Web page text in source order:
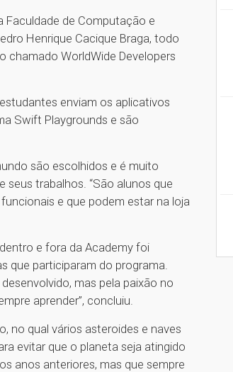
Faculdade de Computação e
Henrique Cacique Braga, todo
chamado WorldWide Developers
enviam os aplicativos
Swift Playgrounds e são
são escolhidos e é muito
seus trabalhos. “São alunos que
e que podem estar na loja
e fora da Academy foi
que participaram do programa.
mas pela paixão no
aprender”, concluiu.
no qual vários asteroides e naves
evitar que o planeta seja atingido
anos anteriores, mas que sempre